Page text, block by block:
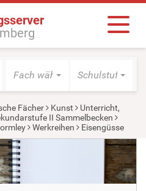
Fach wählen Schulstufe
Fächer Kunst
Unterricht,
II Sammelbecken
Werkreihen Eisengüsse